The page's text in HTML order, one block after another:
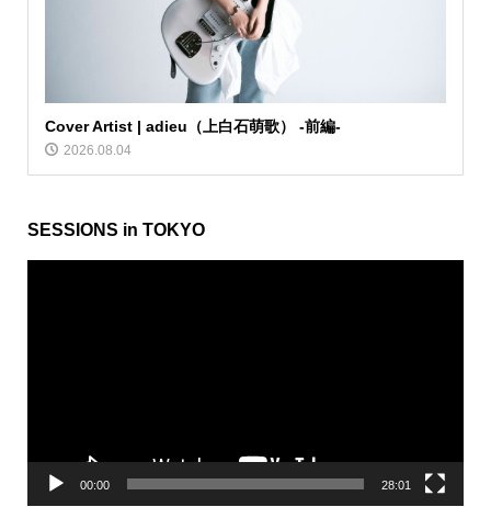
Cover Artist | adieu（上白石萌歌） -前編-
2026.08.04
SESSIONS in TOKYO
00:00 28:01